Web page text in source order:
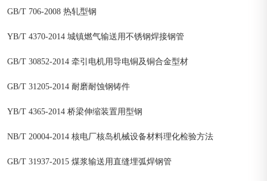
GB/T 706-2008 热轧型钢
YB/T 4370-2014 城镇燃气输送用不锈钢焊接钢管
GB/T 30852-2014 牵引电机用导电铜及铜合金型材
GB/T 31205-2014 耐磨耐蚀钢铸件
YB/T 4365-2014 桥梁伸缩装置用型钢
NB/T 20004-2014 核电厂核岛机械设备材料理化检验方法
GB/T 31937-2015 煤浆输送用直缝埋弧焊钢管